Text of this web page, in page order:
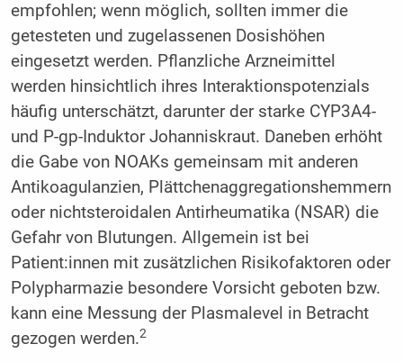
empfohlen; wenn möglich, sollten immer die
getesteten und zugelassenen Dosishöhen
eingesetzt werden. Pflanzliche Arzneimittel
werden hinsichtlich ihres Interaktionspotenzials
häufig unterschätzt, darunter der starke CYP3A4-
und P-gp-Induktor Johanniskraut. Daneben erhöht
die Gabe von NOAKs gemeinsam mit anderen
Antikoagulanzien, Plättchenaggregationshemmern
oder nichtsteroidalen Antirheumatika (NSAR) die
Gefahr von Blutungen. Allgemein ist bei
Patient:innen mit zusätzlichen Risikofaktoren oder
Polypharmazie besondere Vorsicht geboten bzw.
kann eine Messung der Plasmalevel in Betracht
gezogen werden.2